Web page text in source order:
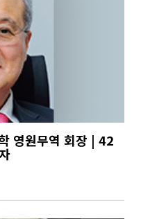
영원무역 회장 | 42